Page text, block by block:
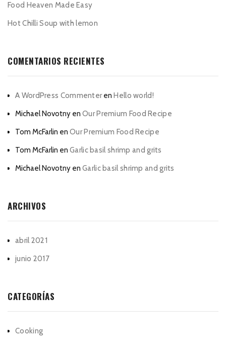
Food Heaven Made Easy
Hot Chilli Soup with lemon
COMENTARIOS RECIENTES
A WordPress CommenterenHello world!
Michael Novotny en Our Premium Food Recipe
Tom McFarlin en Our Premium Food Recipe
Tom McFarlin en Garlic basil shrimp and grits
Michael Novotny en Garlic basil shrimp and grits
ARCHIVOS
abril 2021
junio 2017
CATEGORÍAS
Cooking